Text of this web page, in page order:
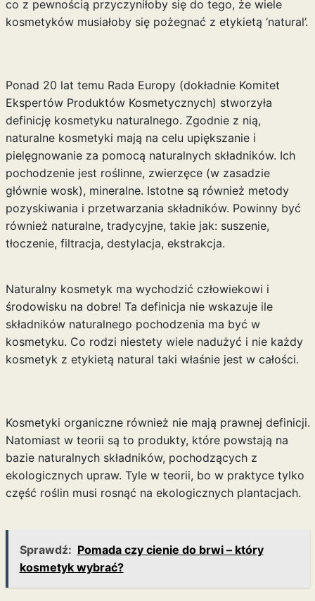
co z pewnością przyczyniłoby się do tego, że wiele
kosmetyków musiałoby się pożegnać z etykietą ‘natural’.
Ponad 20 lat temu Rada Europy (dokładnie Komitet
Ekspertów Produktów Kosmetycznych) stworzyła
definicję kosmetyku naturalnego. Zgodnie z nią,
naturalne kosmetyki mają na celu upiększanie i
pielęgnowanie za pomocą naturalnych składników. Ich
pochodzenie jest roślinne, zwierzęce (w zasadzie
głównie wosk), mineralne. Istotne są również metody
pozyskiwania i przetwarzania składników. Powinny być
również naturalne, tradycyjne, takie jak: suszenie,
tłoczenie, filtracja, destylacja, ekstrakcja.
Naturalny kosmetyk ma wychodzić człowiekowi i
środowisku na dobre! Ta definicja nie wskazuje ile
składników naturalnego pochodzenia ma być w
kosmetyku. Co rodzi niestety wiele nadużyć i nie każdy
kosmetyk z etykietą natural taki właśnie jest w całości.
Kosmetyki organiczne również nie mają prawnej definicji.
Natomiast w teorii są to produkty, które powstają na
bazie naturalnych składników, pochodzących z
ekologicznych upraw. Tyle w teorii, bo w praktyce tylko
część roślin musi rosnąć na ekologicznych plantacjach.
Sprawdź: Pomada czy cienie do brwi – który
kosmetyk wybrać?